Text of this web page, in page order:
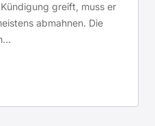
greift, muss er
abmahnen. Die